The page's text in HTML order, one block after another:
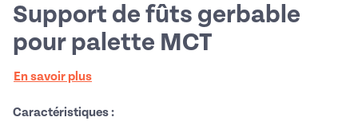
Support de fûts gerbable
pour palette MCT
En savoir plus
Caractéristiques :